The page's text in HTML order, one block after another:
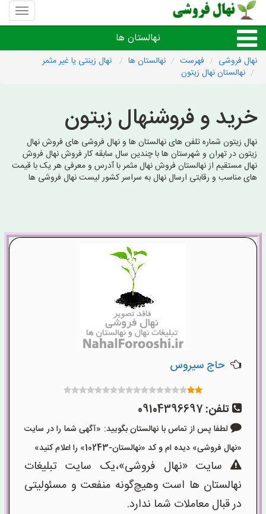
منوی
سایت
فروشی
نهالستان ها
نهال های زینتی،غیرمثمر
نهال های کمیاب،خاص
نهالستان های شهرها
نهال فروشی فهرست نهالستان ها
نهال زینتی یا غیر مثمر
نهالستان نهال زیتون
خرید و فروشنهال زیتون
نهال زیتون شماره تلفن های نهالستان ها و نهال فروشی های فروش نهال
زیتون در تهران و شهرستان ها با چندین سال سابقه کار فروش نهال فروش
نهال مستقیم از نهالستان فروش نهال مثمر با آدرس و معرفی هر یک با قیمت
های مناسب و رقابتی ارسال نهال به سراسر کشور لیست نهال فروشی ها
حاج سیروس
تلفن: 09104396697
لطفا پس از تماس با نهالستان بگویید: «آگهی شما را در سایت
«نهال فروشی» دیده ام و کد «نهالستان-10243» را اعلام کنید»
سایت «نهال فروشی»،یک سایت تبلیغات
نهالستان ها است وهیچ‌گونه منفعت و مسئولیتی
در قبال معاملات شما ندارد.